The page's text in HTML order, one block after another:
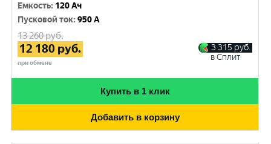
Емкость: 120 Ач
Пусковой ток:950 A
13 260руб.
12 180 руб.
при обмене
3 315 руб.
в Сплит
Купить в 1 клик
Добавить в корзину